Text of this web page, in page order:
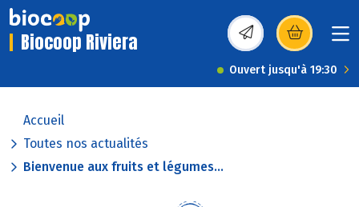
Biocoop Riviera (s’ouvre dans une
Ouvert jusqu'à 19:30
Accueil
Toutes nos actualités
Bienvenue aux fruits et légumes...